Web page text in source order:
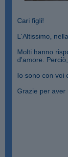
Cari figli!
L'Altissimo,
Molti hanno
d'amore.
Io sono con voi
Grazie per aver